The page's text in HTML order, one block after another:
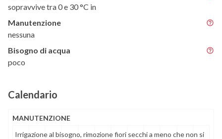
sopravvive tra 0 e 30 °C in
Manutenzione
nessuna
Bisogno di acqua
poco
Calendario
MANUTENZIONE
Irrigazione al bisogno, rimozione fiori secchi a meno che non si